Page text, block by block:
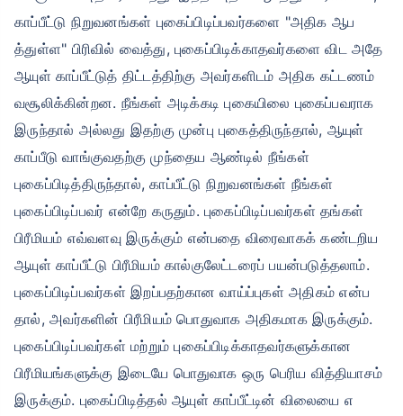
காப்பீட்டு நிறுவனங்கள் புகைப்பிடிப்பவர்களை "அதிக ஆப
த்துள்ள" பிரிவில் வைத்து, புகைப்பிடிக்காதவர்களை விட அதே
ஆயுள் காப்பீட்டுத் திட்டத்திற்கு அவர்களிடம் அதிக கட்டணம்
வசூலிக்கின்றன. நீங்கள் அடிக்கடி புகையிலை புகைப்பவராக
இருந்தால் அல்லது இதற்கு முன்பு புகைத்திருந்தால், ஆயுள்
காப்பீடு வாங்குவதற்கு முந்தைய ஆண்டில் நீங்கள்
புகைப்பிடித்திருந்தால், காப்பீட்டு நிறுவனங்கள் நீங்கள்
புகைப்பிடிப்பவர் என்றே கருதும். புகைப்பிடிப்பவர்கள் தங்கள்
பிரீமியம் எவ்வளவு இருக்கும் என்பதை விரைவாகக் கண்டறிய
ஆயுள் காப்பீட்டு பிரீமியம் கால்குலேட்டரைப் பயன்படுத்தலாம்.
புகைப்பிடிப்பவர்கள் இறப்பதற்கான வாய்ப்புகள் அதிகம் என்ப
தால், அவர்களின் பிரீமியம் பொதுவாக அதிகமாக இருக்கும்.
புகைப்பிடிப்பவர்கள் மற்றும் புகைப்பிடிக்காதவர்களுக்கான
பிரீமியங்களுக்கு இடையே பொதுவாக ஒரு பெரிய வித்தியாசம்
இருக்கும். புகைப்பிடித்தல் ஆயுள் காப்பீட்டின் விலையை எ